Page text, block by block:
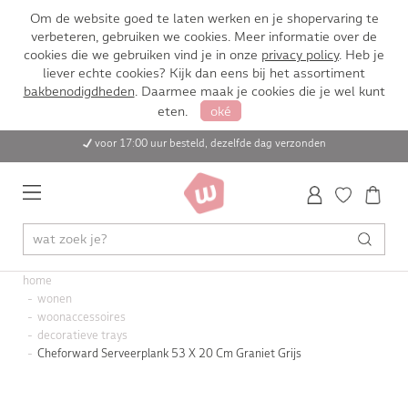
Om de website goed te laten werken en je shopervaring te
verbeteren, gebruiken we cookies. Meer informatie over de
cookies die we gebruiken vind je in onze privacy policy. Heb je
liever echte cookies? Kijk dan eens bij het assortiment
bakbenodigdheden. Daarmee maak je cookies die je wel kunt
eten.
oké
voor 17:00 uur besteld, dezelfde dag verzonden
home
wonen
woonaccessoires
decoratieve trays
Cheforward Serveerplank 53 X 20 Cm Graniet Grijs